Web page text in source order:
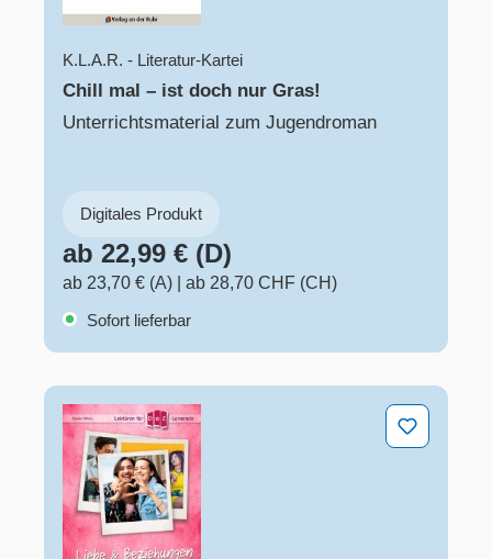
K.L.A.R. - Literatur-Kartei
Chill mal – ist doch nur Gras!
Unterrichtsmaterial zum Jugendroman
Digitales Produkt
ab 22,99 € (D)
ab 23,70 € (A)
ab 28,70 CHF (CH)
Sofort lieferbar
Liebe & Beziehungen